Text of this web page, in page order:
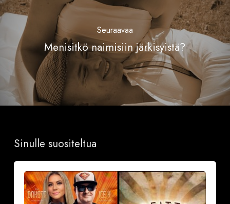
Seuraavaa
Menisitkö naimisiin järkisyistä?
Sinulle suositeltua
19.9.2026